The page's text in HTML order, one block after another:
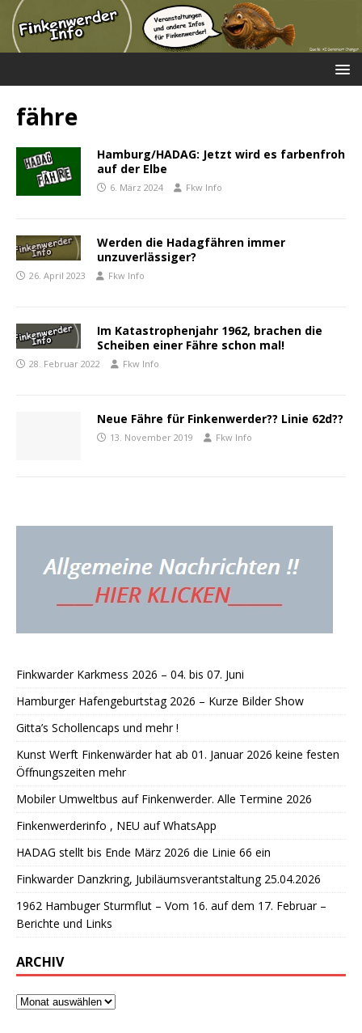
fähre
Hamburg/HADAG: Jetzt wird es farbenfroh
auf der Elbe
6. März 2024 Fkw Info
Werden die Hadagfähren immer
unzuverlässiger?
26. April 2023 Fkw Info
Im Katastrophenjahr 1962, brachen die
Scheiben einer Fähre schon mal!
28. Februar 2022 Fkw Info
Neue Fähre für Finkenwerder?? Linie 62d??
13. November 2019 Fkw Info
Finkwarder Karkmess 2026 – 04. bis 07. Juni
Hamburger Hafengeburtstag 2026 – Kurze Bilder Show
Gitta’s Schollencaps und mehr !
Kunst Werft Finkenwärder hat ab 01. Januar 2026 keine festen
Öffnungszeiten mehr
Mobiler Umweltbus auf Finkenwerder. Alle Termine 2026
Finkenwerderinfo , NEU auf WhatsApp
HADAG stellt bis Ende März 2026 die Linie 66 ein
Finkwarder Danzkring, Jubiläumsverantstaltung 25.04.2026
1962 Hambuger Sturmflut – Vom 16. auf dem 17. Februar –
Berichte und Links
ARCHIV